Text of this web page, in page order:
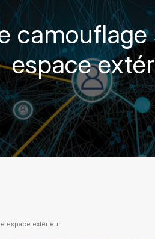
espace
espace extérieur